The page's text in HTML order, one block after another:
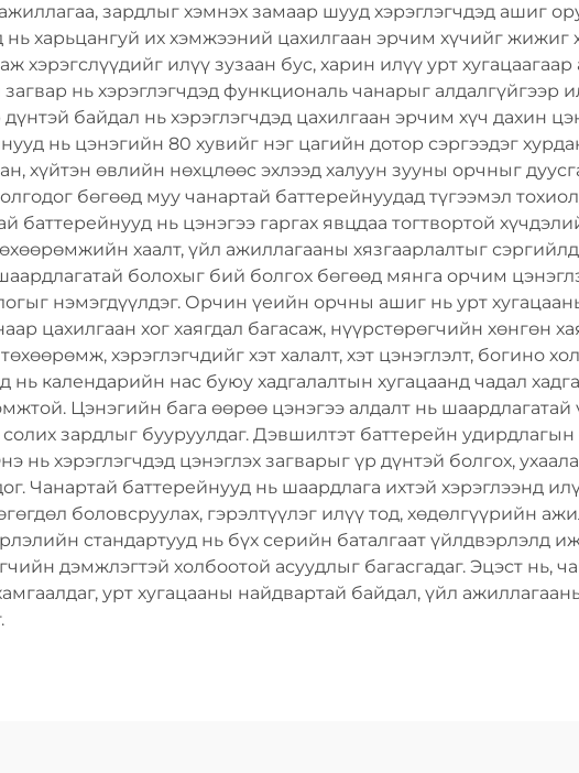
хэрэгсэл
зардлыг хэмнэх замаар шууд хэрэглэгчдэд ашиг
нь харьцангуй их хэмжээний цахилгаан эрчим хүчийг
хэрэгслүүдийг илүү зузаан бус, харин илүү урт
нь хэрэглэгчдэд функциональ чанарыг алдалгүйгээр
байдал нь хэрэглэгчдэд цахилгаан эрчим хүч дахин
нь цэнэгийн 80 хувийг нэг цагийн дотор сэргээдэг
хүйтэн өвлийн нөхцлөөс эхлээд халуун зууны орчныг
бөгөөд муу чанартай баттерейнуудад түгээмэл
баттерейнууд нь цэнэгээ гаргах явцдаа тогтвортой
хаалт, үйл ажиллагааны хязгаарлалтыг
болохыг бий болгох бөгөөд мянга орчим
нэмэгдүүлдэг. Орчин үеийн орчны ашиг нь урт
цахилгаан хог хаягдал багасаж, нүүрстөрөгчийн хөнгөн
хэрэглэгчдийг хэт халалт, хэт цэнэглэлт, богино
нь календарийн нас буюу хадгалалтын хугацаанд чадал
Цэнэгийн бага өөрөө цэнэгээ алдалт нь шаардлагатай
зардлыг бууруулдаг. Дэвшилтэт баттерейн удирдлагын
нь хэрэглэгчдэд цэнэглэх загварыг үр дүнтэй болгох,
Чанартай баттерейнууд нь шаардлага ихтэй хэрэглээнд
боловсруулах, гэрэлтүүлэг илүү тод, хөдөлгүүрийн
стандартууд нь бүх серийн баталгаат үйлдвэрлэлд
дэмжлэгтэй холбоотой асуудлыг багасгадаг. Эцэст нь,
урт хугацааны найдвартай байдал, үйл